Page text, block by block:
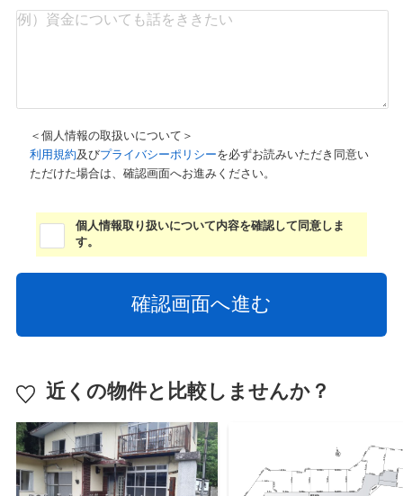
＜個人情報の取扱いについて＞
利用規約及びプライバシーポリシーを必ずお読みいただき同意い
ただけた場合は、確認画面へお進みください。
個人情報取り扱いについて内容を確認して同意しま
す。
近くの物件と比較しませんか？